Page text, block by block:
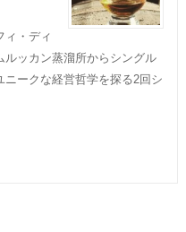
ィ・ディ
ルッカン蒸溜所からシングル
ークな経営哲学を探る2回シ